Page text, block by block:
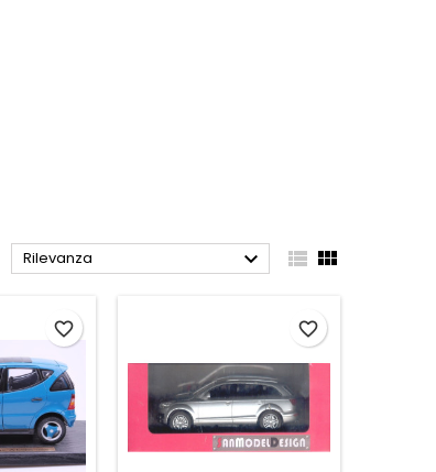
Rilevanza   
favorite_border favorite_border